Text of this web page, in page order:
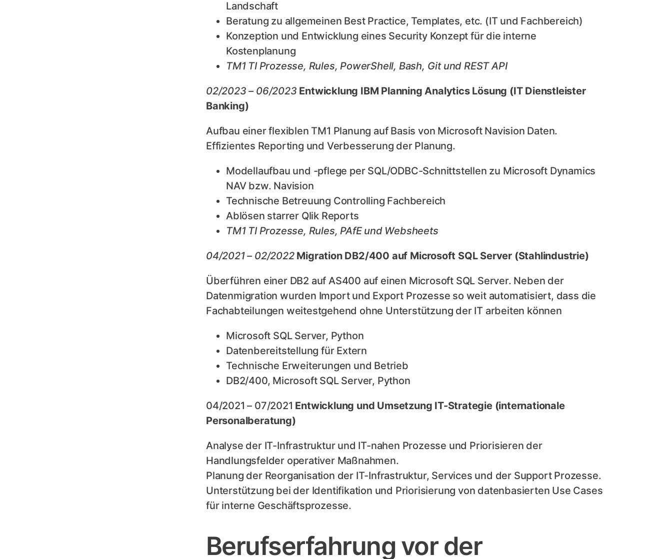
Landschaft
Beratung zu allgemeinen Best Practice, Templates, etc. (IT und Fachbereich)
Konzeption und Entwicklung eines Security Konzept für die interne
Kostenplanung
TM1 TI Prozesse, Rules, PowerShell, Bash, Git und REST API
02/2023 – 06/2023 Entwicklung IBM Planning Analytics Lösung (IT Dienstleister
Banking)
Aufbau einer flexiblen TM1 Planung auf Basis von Microsoft Navision Daten.
Effizientes Reporting und Verbesserung der Planung.
Modellaufbau und -pflege per SQL/ODBC-Schnittstellen zu Microsoft Dynamics
NAV bzw. Navision
Technische Betreuung Controlling Fachbereich
Ablösen starrer Qlik Reports
TM1 TI Prozesse, Rules, PAfE und Websheets
04/2021 – 02/2022 Migration DB2/400 auf Microsoft SQL Server (Stahlindustrie)
Überführen einer DB2 auf AS400 auf einen Microsoft SQL Server. Neben der
Datenmigration wurden Import und Export Prozesse so weit automatisiert, dass die
Fachabteilungen weitestgehend ohne Unterstützung der IT arbeiten können
Microsoft SQL Server, Python
Datenbereitstellung für Extern
Technische Erweiterungen und Betrieb
DB2/400, Microsoft SQL Server, Python
04/2021 – 07/2021 Entwicklung und Umsetzung IT-Strategie (internationale
Personalberatung)
Analyse der IT-Infrastruktur und IT-nahen Prozesse und Priorisieren der
Handlungsfelder operativer Maßnahmen.
Planung der Reorganisation der IT-Infrastruktur, Services und der Support Prozesse.
Unterstützung bei der Identifikation und Priorisierung von datenbasierten Use Cases
für interne Geschäftsprozesse.
Berufserfahrung vor der